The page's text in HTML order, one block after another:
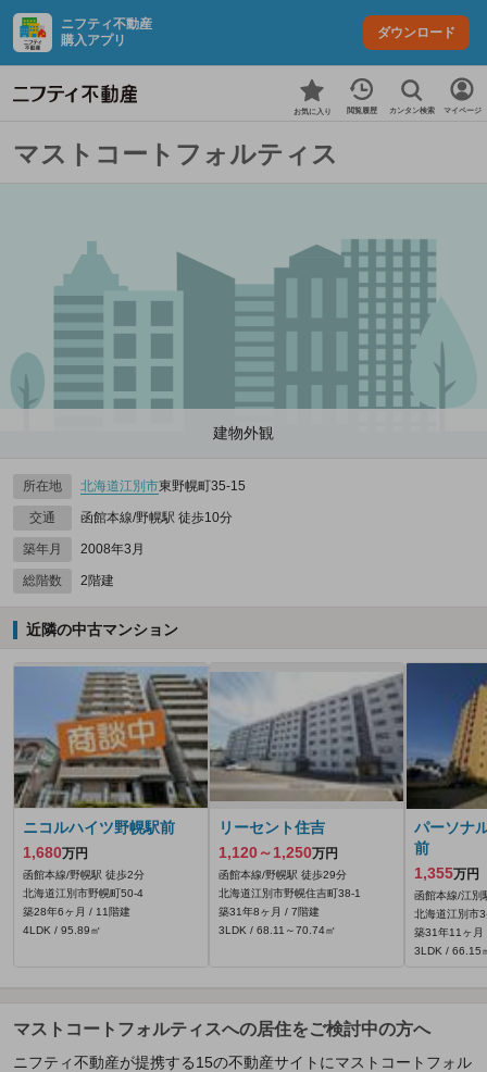
ニフティ不動産
購入アプリ
ダウンロード
お気に入り 閲覧履歴 カンタン検索 マイページ
マストコートフォルティス
建物外観
所在地 北海道江別市東野幌町35-15
交通 函館本線/野幌駅 徒歩10分
築年月 2008年3月
総階数 2階建
近隣の中古マンション
ニコルハイツ野幌駅前
1,680万円
函館本線/野幌駅 徒歩2分
北海道江別市野幌町50-4
築28年6ヶ月 / 11階建
4LDK / 95.89㎡
リーセント住吉
1,120～1,250万円
函館本線/野幌駅 徒歩29分
北海道江別市野幌住吉町38-1
築31年8ヶ月 / 7階建
3LDK / 68.11～70.74㎡
パーソナ
前
1,355万円
函館本線/江別
北海道江別市
築31年11ヶ月
3LDK / 66.15
マストコートフォルティスへの居住をご検討中の方へ
ニフティ不動産が提携する15の不動産サイトにマストコートフォル